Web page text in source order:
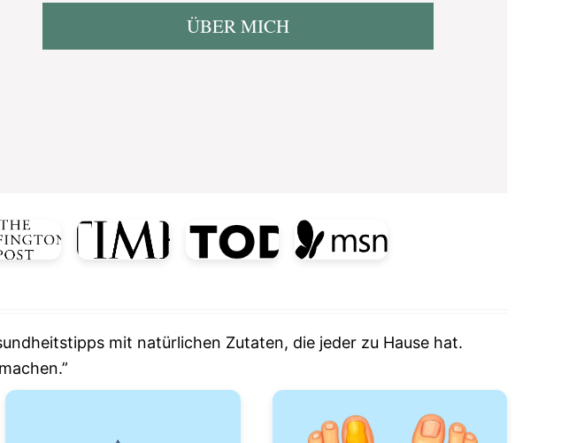
ÜBER MICH
mit natürlichen Zutaten, die jeder zu Hause hat.